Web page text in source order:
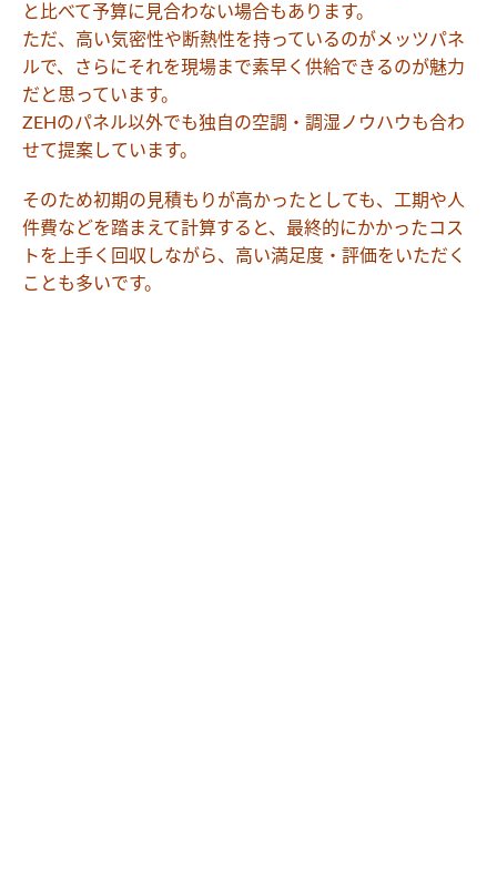
と比べて予算に見合わない場合もあります。
ただ、高い気密性や断熱性を持っているのがメッツパネ
ルで、さらにそれを現場まで素早く供給できるのが魅力
だと思っています。
ZEHのパネル以外でも独自の空調・調湿ノウハウも合わ
せて提案しています。
そのため初期の見積もりが高かったとしても、工期や人
件費などを踏まえて計算すると、最終的にかかったコス
トを上手く回収しながら、高い満足度・評価をいただく
ことも多いです。